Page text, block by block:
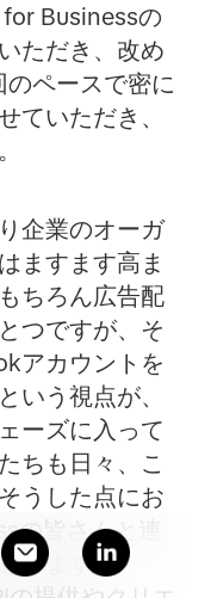
Businessの
ただき、改め
ペースで密に
ていただき、
企業のオーガ
ますます高ま
ちろん広告配
つですが、そ
アカウントを
いう視点が、
ーズに入って
ちも日々、こ
うした点にお
の皆さんと連
います。